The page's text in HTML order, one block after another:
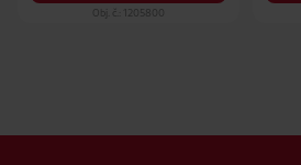
Obj. č.: 1205800